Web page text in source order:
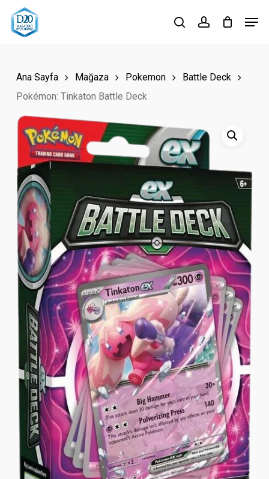
Skip
searchaccount
Ana Sayfa Mağaza Pokemon
Battle Deck
Pokémon: Tinkaton Battle Deck